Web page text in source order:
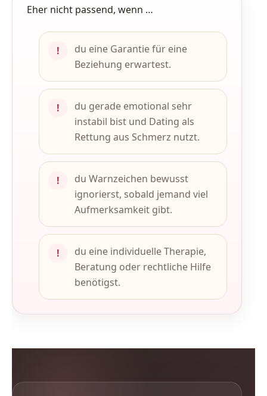
Eher nicht passend, wenn …
!
du eine Garantie für eine
Beziehung erwartest.
!
du gerade emotional sehr
instabil bist und Dating als
Rettung aus Schmerz nutzt.
!
du Warnzeichen bewusst
ignorierst, sobald jemand viel
Aufmerksamkeit gibt.
!
du eine individuelle Therapie,
Beratung oder rechtliche Hilfe
benötigst.